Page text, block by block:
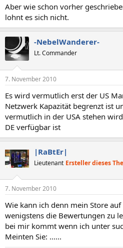
Aber wie schon vorher
lohnt es sich nicht.
-NebelWanderer-
Lt. Commander
7. November 2010
Es wird vermutlich erst der US
Netzwerk Kapazität begrenzt ist
vermutlich in der USA stehen
DE verfügbar ist
|RaBtEr|
Lieutenant Ersteller dieses
7. November 2010
Wie kann ich denn mein Store
wenigstens die Bewertungen zu
bei mir kommt wenn ich unter
Meinten Sie: ......